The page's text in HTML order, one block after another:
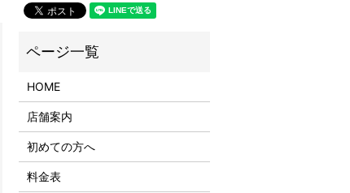
HOME
店舗案内
初めての方へ
料金表